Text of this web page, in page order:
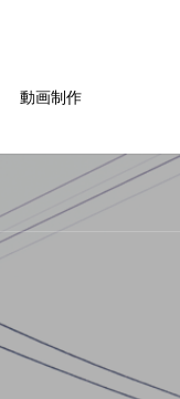
動画制作